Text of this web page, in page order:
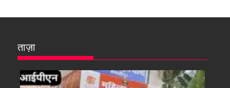
ताज़ा